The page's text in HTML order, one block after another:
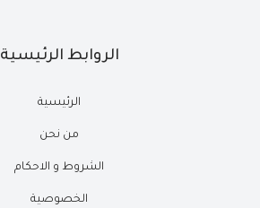
الروابط الرئيسية
الرئيسية
من نحن
الشروط و الاحكام
الخصوصية